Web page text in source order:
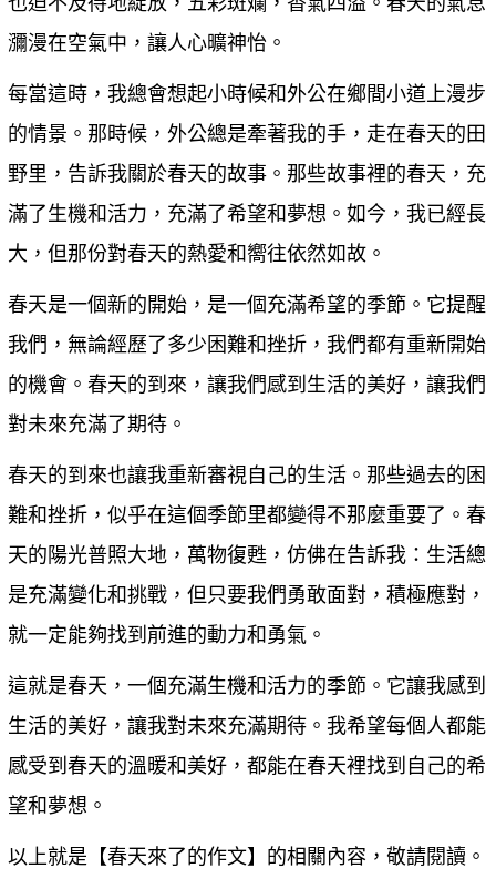
瀰漫在空氣中，讓人心曠神怡。
每當這時，我總會想起小時候和外公在鄉間小道上漫步
的情景。那時候，外公總是牽著我的手，走在春天的田
野里，告訴我關於春天的故事。那些故事裡的春天，充
滿了生機和活力，充滿了希望和夢想。如今，我已經長
大，但那份對春天的熱愛和嚮往依然如故。
春天是一個新的開始，是一個充滿希望的季節。它提醒
我們，無論經歷了多少困難和挫折，我們都有重新開始
的機會。春天的到來，讓我們感到生活的美好，讓我們
對未來充滿了期待。
春天的到來也讓我重新審視自己的生活。那些過去的困
難和挫折，似乎在這個季節里都變得不那麼重要了。春
天的陽光普照大地，萬物復甦，仿佛在告訴我：生活總
是充滿變化和挑戰，但只要我們勇敢面對，積極應對，
就一定能夠找到前進的動力和勇氣。
這就是春天，一個充滿生機和活力的季節。它讓我感到
生活的美好，讓我對未來充滿期待。我希望每個人都能
感受到春天的溫暖和美好，都能在春天裡找到自己的希
望和夢想。
以上就是【春天來了的作文】的相關內容，敬請閱讀。